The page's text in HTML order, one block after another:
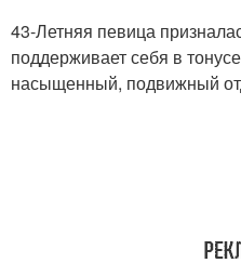
43-Летняя певица
поддерживает себя в
насыщенный, подвижный